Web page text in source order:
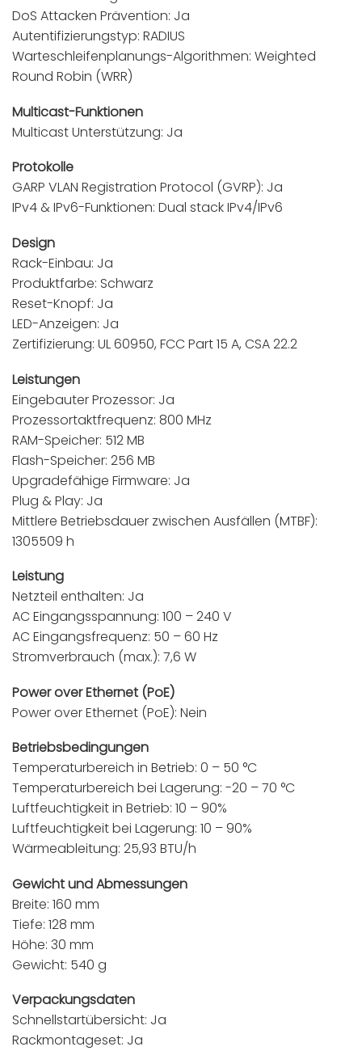
DoS Attacken Prävention: Ja
Autentifizierungstyp: RADIUS
Warteschleifenplanungs-Algorithmen: Weighted
Round Robin (WRR)
Multicast-Funktionen
Multicast Unterstützung: Ja
Protokolle
GARP VLAN Registration Protocol (GVRP): Ja
IPv4 & IPv6-Funktionen: Dual stack IPv4/IPv6
Design
Rack-Einbau: Ja
Produktfarbe: Schwarz
Reset-Knopf: Ja
LED-Anzeigen: Ja
Zertifizierung: UL 60950, FCC Part 15 A, CSA 22.2
Leistungen
Eingebauter Prozessor: Ja
Prozessortaktfrequenz: 800 MHz
RAM-Speicher: 512 MB
Flash-Speicher: 256 MB
Upgradefähige Firmware: Ja
Plug & Play: Ja
Mittlere Betriebsdauer zwischen Ausfällen (MTBF):
1305509 h
Leistung
Netzteil enthalten: Ja
AC Eingangsspannung: 100 – 240 V
AC Eingangsfrequenz: 50 – 60 Hz
Stromverbrauch (max.): 7,6 W
Power over Ethernet (PoE)
Power over Ethernet (PoE): Nein
Betriebsbedingungen
Temperaturbereich in Betrieb: 0 – 50 °C
Temperaturbereich bei Lagerung: -20 – 70 °C
Luftfeuchtigkeit in Betrieb: 10 – 90%
Luftfeuchtigkeit bei Lagerung: 10 – 90%
Wärmeableitung: 25,93 BTU/h
Gewicht und Abmessungen
Breite: 160 mm
Tiefe: 128 mm
Höhe: 30 mm
Gewicht: 540 g
Verpackungsdaten
Schnellstartübersicht: Ja
Rackmontageset: Ja